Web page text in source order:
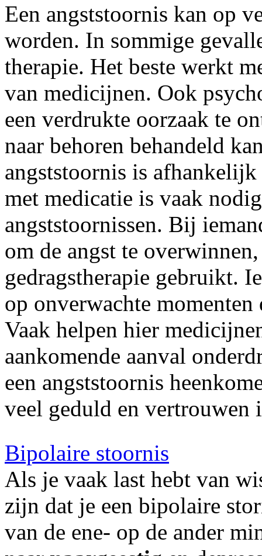
Een angststoornis kan op
worden. In sommige
therapie. Het beste werkt
van medicijnen. Ook
een verdrukte oorzaak te
naar behoren behandeld
angststoornis is
met medicatie is vaak
angststoornissen. Bij
om de angst te
gedragstherapie gebruikt.
op onverwachte
Vaak helpen hier
aankomende aanval
een angststoornis
veel geduld en
Bipolaire stoornis
Als je vaak last hebt van
zijn dat je een bipolaire
van de ene- op de ander